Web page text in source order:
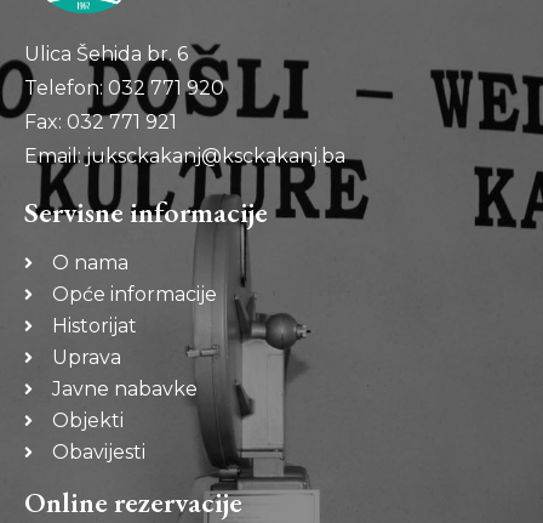
Ulica Šehida br. 6
Telefon: 032 771 920
Fax: 032 771 921
Email: juksckakanj@ksckakanj.ba
Servisne informacije
O nama
Opće informacije
Historijat
Uprava
Javne nabavke
Objekti
Obavijesti
Online rezervacije